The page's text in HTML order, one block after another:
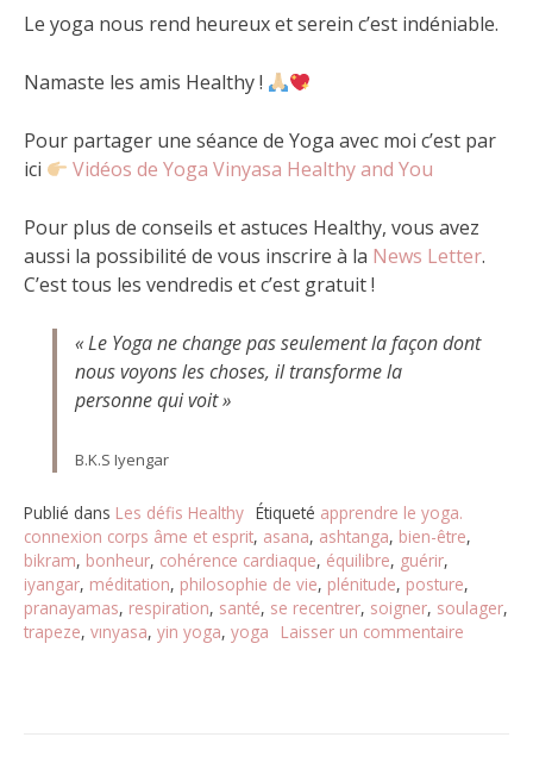
Le yoga nous rend heureux et serein c’est indéniable.
Namaste les amis Healthy !
Pour partager une séance de Yoga avec moi c’est par
ici
Vidéos de Yoga Vinyasa Healthy and You
Pour plus de conseils et astuces Healthy, vous avez
aussi la possibilité de vous inscrire à la News Letter.
C’est tous les vendredis et c’est gratuit !
« Le Yoga ne change pas seulement la façon dont
nous voyons les choses, il transforme la
personne qui voit »
B.K.S Iyengar
Publié dans Les défis Healthy Étiqueté apprendre le yoga.
connexion corps âme et esprit, asana, ashtanga, bien-être,
bikram, bonheur, cohérence cardiaque, équilibre, guérir,
iyangar, méditation, philosophie de vie, plénitude, posture,
pranayamas, respiration, santé, se recentrer, soigner, soulager,
trapeze, vınyasa, yin yoga, yoga Laisser un commentaire